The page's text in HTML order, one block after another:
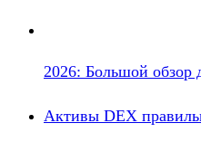
2026: Большой обзор
Активы DEX